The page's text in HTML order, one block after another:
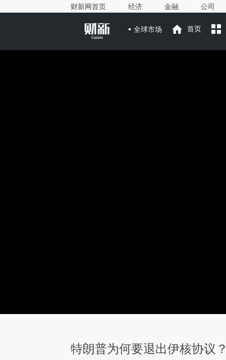
财新网首页 经济 金融 公司
全球市场 首页
特朗普为何要退出伊核协议